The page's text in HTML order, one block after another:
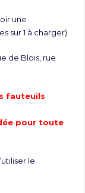
une
sur 1 à charger)
de Blois, rue
fauteuils
pour toute
le